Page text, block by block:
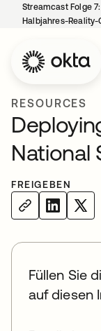
Streamcast Folge
Halbjahres-Reality-
RESOURCES
National
FREIGEBEN
Füllen Sie
auf diesen